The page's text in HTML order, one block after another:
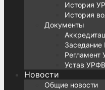
История
История
Документы
Регламент
Устав УРФВ
Новости
Общие новости